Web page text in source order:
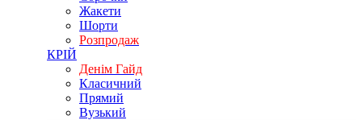
Жакети
Шорти
Розпродаж
КРІЙ
Денім Гайд
Класичний
Прямий
Вузький